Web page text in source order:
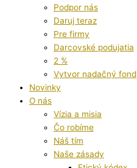
Podpor nás
Daruj teraz
Pre firmy
Darcovské podujatia
2 %
Vytvor nadačný fond
Novinky
O nás
Vízia a misia
Čo robíme
Náš tím
Naše zásady